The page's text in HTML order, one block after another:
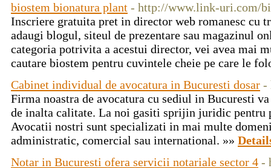
biostem bionatura plant - http://www.link-uri.com/
Inscriere gratuita pret in director web romanesc cu
adaugi blogul, siteul de prezentare sau magazinul
categoria potrivita a acestui director, vei avea mai
cautare biostem pentru cuvintele cheie pe care le
Cabinet individual de avocatura in Bucuresti dosar -
Firma noastra de avocatura cu sediul in Bucuresti
de inalta calitate. La noi gasiti sprijin juridic pentru
Avocatii nostri sunt specializati in mai multe
administratic, comercial sau international. »»
Notar in Bucuresti ofera servicii notariale sector 4 -